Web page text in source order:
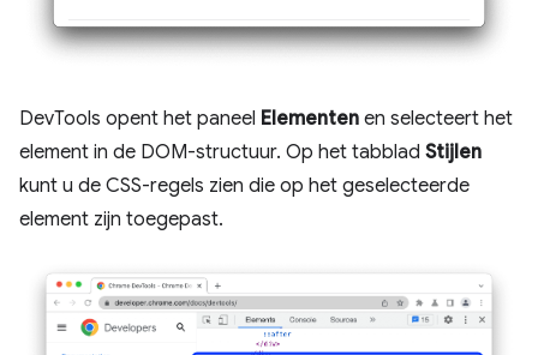
DevTools opent het paneel Elementen en selecteert het
element in de DOM-structuur. Op het tabblad Stijlen
kunt u de CSS-regels zien die op het geselecteerde
element zijn toegepast.